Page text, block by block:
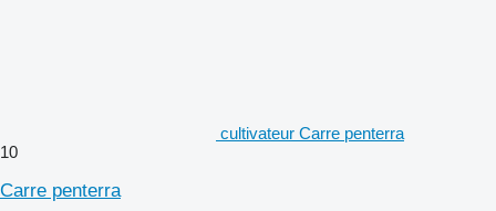
cultivateur Carre penterra
10
Carre penterra